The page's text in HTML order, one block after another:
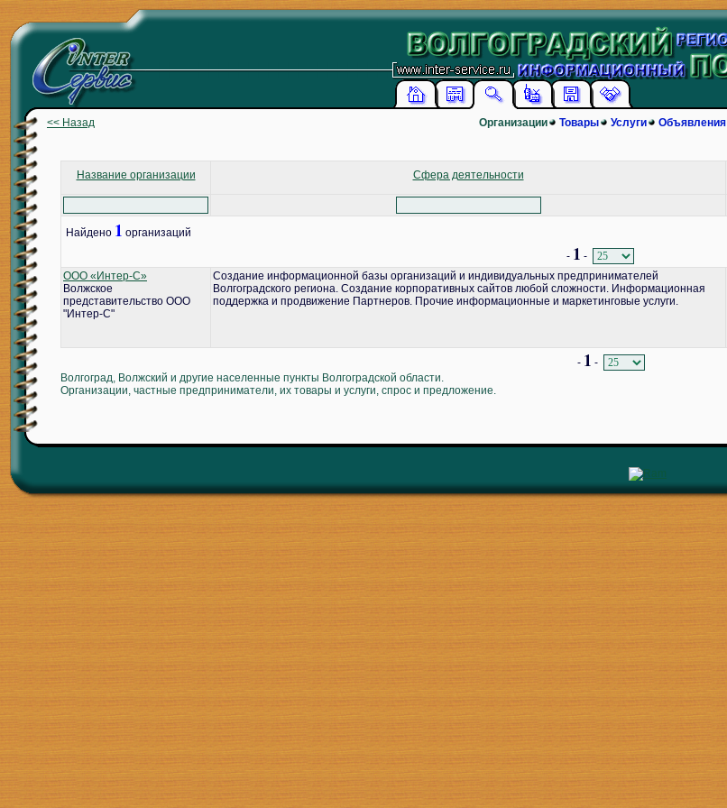
<< Назад Организации Товары Услуги Объявления
Название организации Сфера деятельности
Найдено 1 организаций
- 1 -
ООО «Интер-С»
Волжское
представительство ООО
"Интер-С"
Создание информационной базы организаций и индивидуальных предпринимателей
Волгоградского региона. Создание корпоративных сайтов любой сложности. Информационная
поддержка и продвижение Партнеров. Прочие информационные и маркетинговые услуги.
- 1 -
Волгоград, Волжский и другие населенные пункты Волгоградской области.
Организации, частные предприниматели, их товары и услуги, спрос и предложение.